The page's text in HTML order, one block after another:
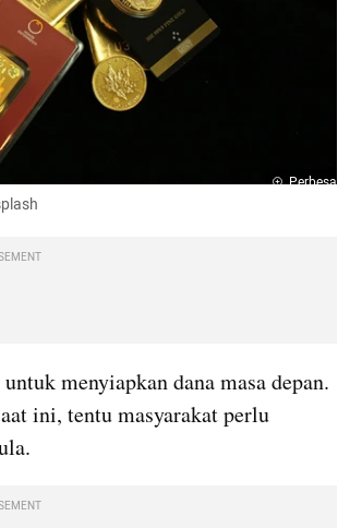
Perbesar
menyiapkan dana masa depan.
ini, tentu masyarakat perlu